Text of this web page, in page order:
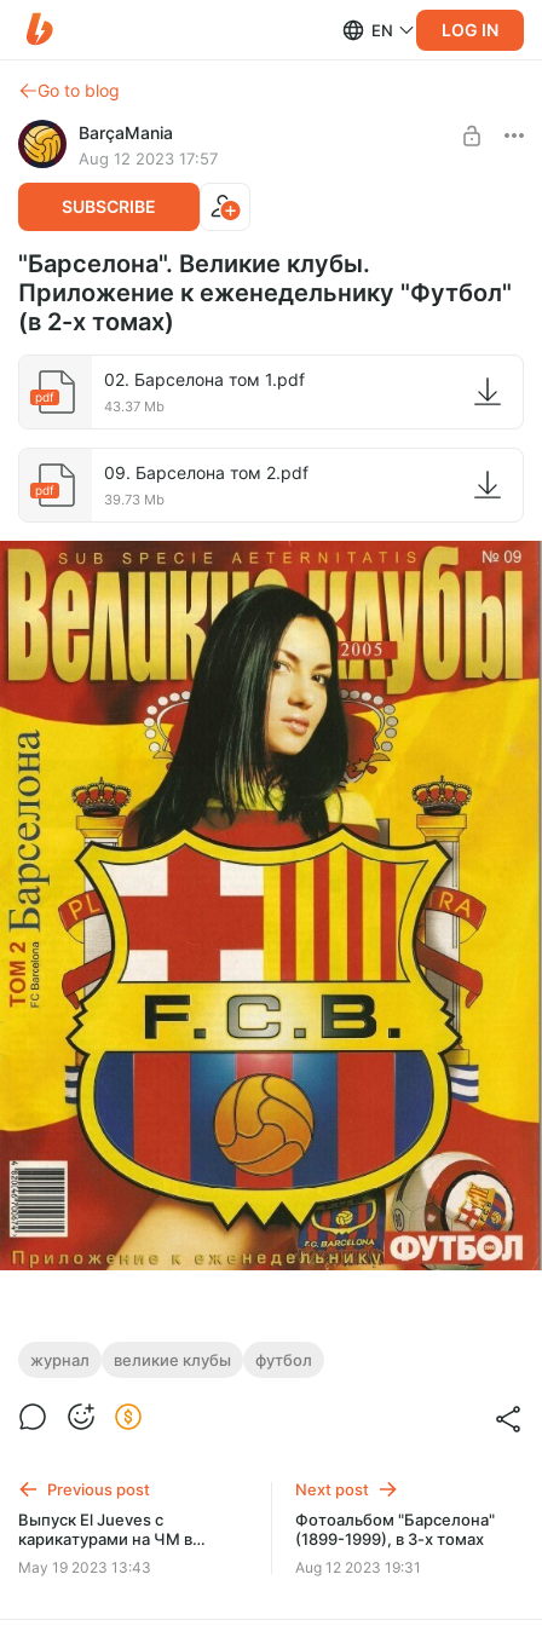
EN LOG IN
Go to blog
BarçaMania
Aug 12 2023 17:57
SUBSCRIBE
"Барселона". Великие клубы.
Приложение к еженедельнику "Футбол"
(в 2-х томах)
pdf
02. Барселона том 1.pdf
43.37 Mb
pdf
09. Барселона том 2.pdf
39.73 Mb
журнал великие клубы футбол
Previous post
Выпуск El Jueves с
карикатурами на ЧМ в
Катаре
May 19 2023 13:43
Next post
Фотоальбом "Барселона"
(1899-1999), в 3-х томах
Aug 12 2023 19:31